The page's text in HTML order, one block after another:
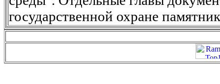
государственной охране